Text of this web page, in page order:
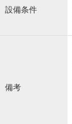
設備条件
備考